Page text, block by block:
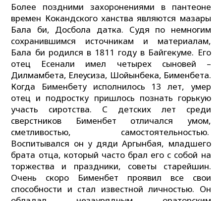
Более поздними захоронениями в пантеоне
времен Кокандского ханства являются мазары
Бала би, Досбола датка. Судя по немногим
сохранившимся источникам и материалам,
Бала би родился в 1811 году в Байгекуме. Его
отец Есенали имел четырех сыновей –
Дилмамбета, Елеусиза, Шойынбека, Бименбета.
Когда Бименбету исполнилось 13 лет, умер
отец и подростку пришлось познать горькую
участь сиротства. С детских лет среди
сверстников Бименбет отличался умом,
сметливостью, самостоятельностью.
Воспитывался он у дяди Аргынбая, младшего
брата отца, который часто брал его с собой на
торжества и праздники, советы старейшин.
Очень скоро Бименбет проявил все свои
способности и стал известной личностью. Он